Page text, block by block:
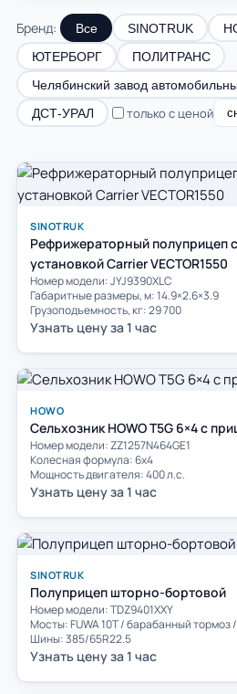
Бренд: Все SINOTRUK
ЮТЕРБОРГ
ПОЛИТРАНС
Челябинский завод
ДСТ-УРАЛ
только с ценой
SINOTRUK
Рефрижераторный полуприцеп
установкой Carrier VECTOR1550
Номер модели: JYJ9390XLC
Габаритные размеры, м: 14.9×2.6×3.9
Грузоподъемность, кг: 29 700
Узнать цену за 1 час
HOWO
Сельхозник HOWO T5G 6×4 с
Номер модели: ZZ1257N464GE1
Колесная формула: 6х4
Мощность двигателя: 400 л.с.
Узнать цену за 1 час
SINOTRUK
Полуприцеп шторно-бортовой
Номер модели: TDZ9401XXY
Мосты: FUWA 10T / барабанный тормоз
Шины: 385/65R22.5
Узнать цену за 1 час